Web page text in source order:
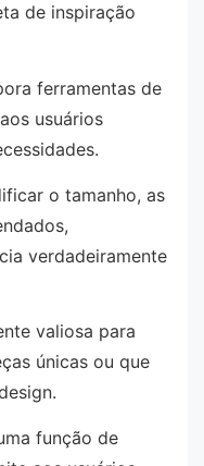
de inspiração
ferramentas de
usuários
o tamanho, as
verdadeiramente
valiosa para
únicas ou que
função de